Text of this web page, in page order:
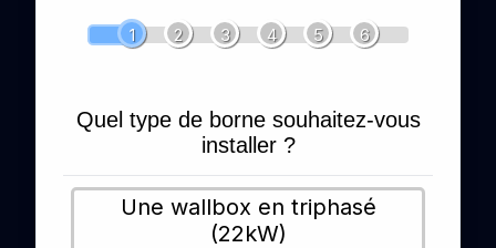
1 2 3 4 5 6
Quel type de borne souhaitez-vous
installer ?
Une wallbox en triphasé
(22kW)